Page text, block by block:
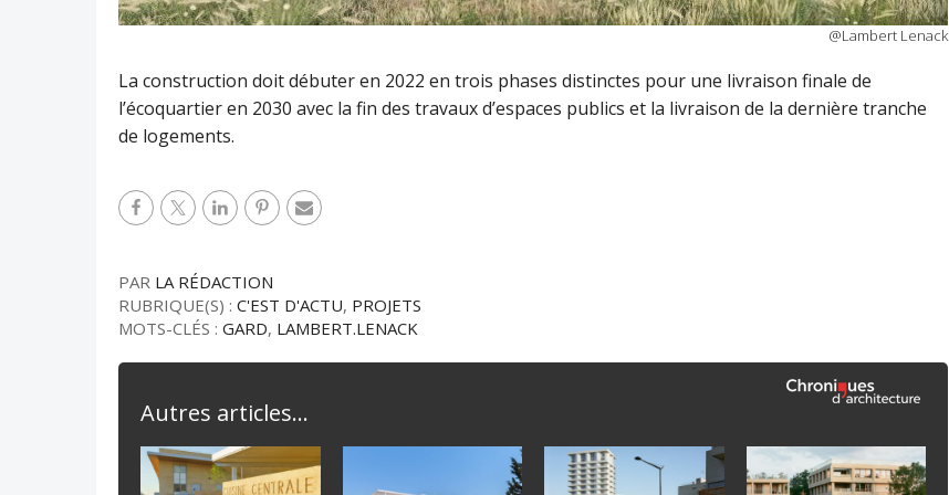
@Lambert Lenack
La construction doit débuter en 2022 en trois phases distinctes pour une livraison finale de
l’écoquartier en 2030 avec la fin des travaux d’espaces publics et la livraison de la dernière tranche
de logements.
PAR LA RÉDACTION
RUBRIQUE(S) : C'EST D'ACTU, PROJETS
MOTS-CLÉS : GARD, LAMBERT.LENACK
Autres articles...